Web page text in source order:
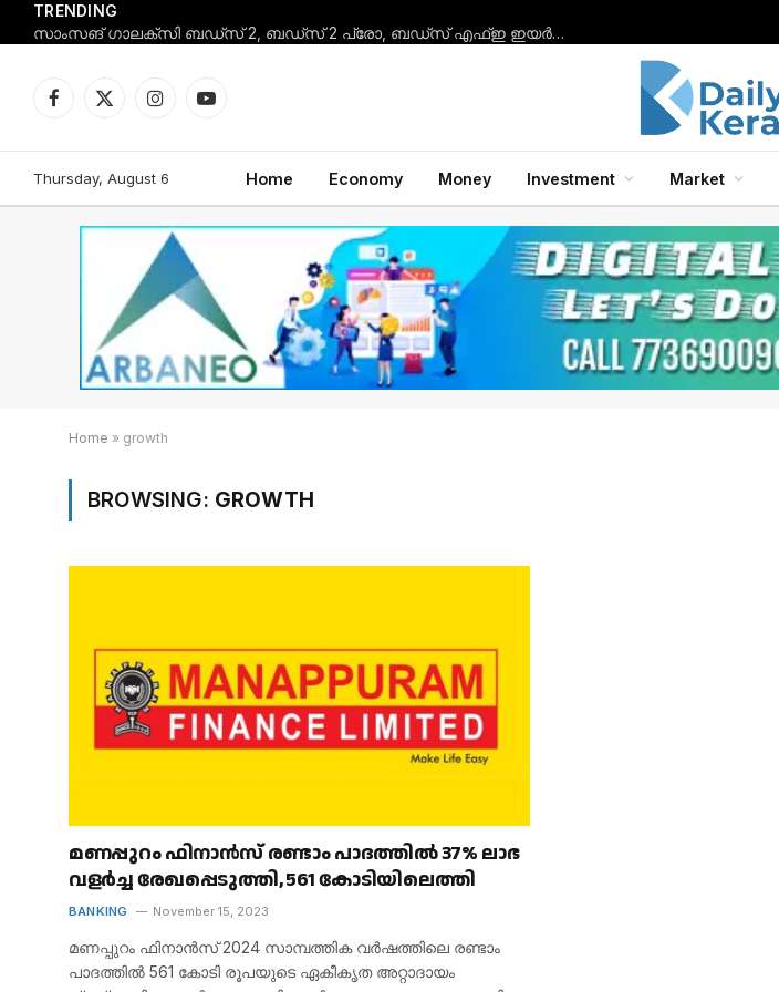
TRENDING
സാംസങ് ഗാലക്‌സി ബഡ്‌സ് 2, ബഡ്‌സ് 2 പ്രോ, ബഡ്‌സ് എഫ്ഇ ഇയർഫോണുകൾ എന്നിവയിലേക്ക് ഗാലക്‌സി എഐ ഫീച്ചറുകൾ അവതരിപ്പിച്ചു.
Facebook
X
InstagramYouTube
Thursday, August 6 Home Economy Money Investment Market
Home » growth
BROWSING: GROWTH
മണപ്പുറം ഫിനാൻസ് രണ്ടാം പാദത്തിൽ 37% ലാഭ
വളർച്ച രേഖപ്പെടുത്തി, ₹561 കോടിയിലെത്തി
BANKING November 15, 2023
മണപ്പുറം ഫിനാൻസ് 2024 സാമ്പത്തിക വർഷത്തിലെ രണ്ടാം
പാദത്തിൽ 561 കോടി രൂപയുടെ ഏകീകൃത അറ്റാദായം